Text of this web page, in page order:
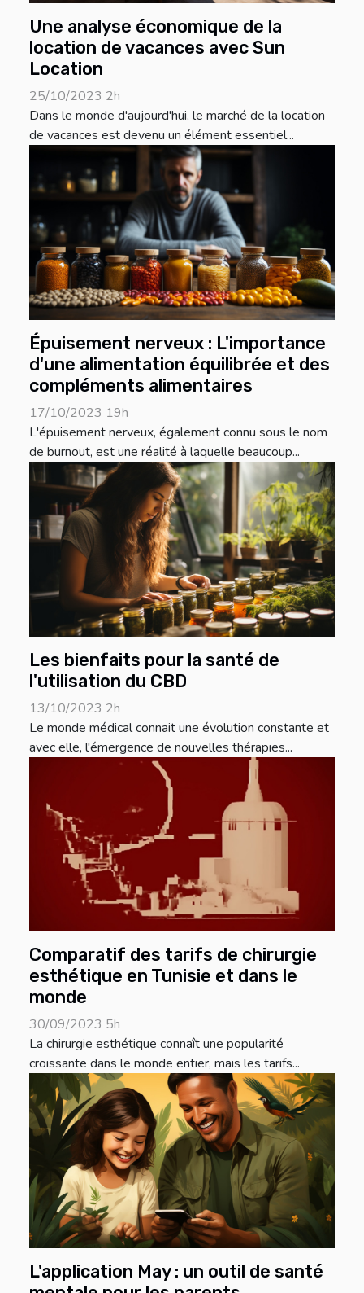
Une analyse économique de la
location de vacances avec Sun
Location
25/10/2023 2h
Dans le monde d'aujourd'hui, le marché de la location
de vacances est devenu un élément essentiel...
Épuisement nerveux : L'importance
d'une alimentation équilibrée et des
compléments alimentaires
17/10/2023 19h
L'épuisement nerveux, également connu sous le nom
de burnout, est une réalité à laquelle beaucoup...
Les bienfaits pour la santé de
l'utilisation du CBD
13/10/2023 2h
Le monde médical connait une évolution constante et
avec elle, l'émergence de nouvelles thérapies...
Comparatif des tarifs de chirurgie
esthétique en Tunisie et dans le
monde
30/09/2023 5h
La chirurgie esthétique connaît une popularité
croissante dans le monde entier, mais les tarifs...
L'application May : un outil de santé